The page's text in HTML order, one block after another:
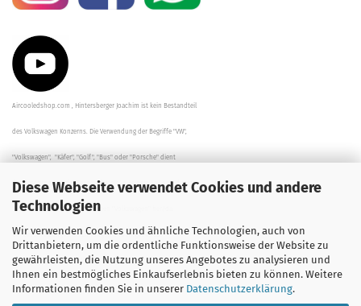
Diese Webseite verwendet Cookies und andere
Technologien
Wir verwenden Cookies und ähnliche Technologien, auch von
Drittanbietern, um die ordentliche Funktionsweise der Website zu
gewährleisten, die Nutzung unseres Angebotes zu analysieren und
Ihnen ein bestmögliches Einkaufserlebnis bieten zu können. Weitere
Informationen finden Sie in unserer Datenschutzerklärung.
Aircooledshop.com , Hintersberger Joachim ist kein Bestandteil
des Volkswagen Konzerns. Die Verwendung der Begriffe "VW",
"Volkswagen", "Käfer", "Golf", "Bus" oder "Porsche" dient
der Beschreibung der Teile und stellt in keinem Fall eine direkte
Verbindung zu dem Unternehmen "Volkswagen" her/da.
Die Beschreibungen, Zeichnungen und Angaben zur
Verwendung sind sorgfältig überprüft worden.